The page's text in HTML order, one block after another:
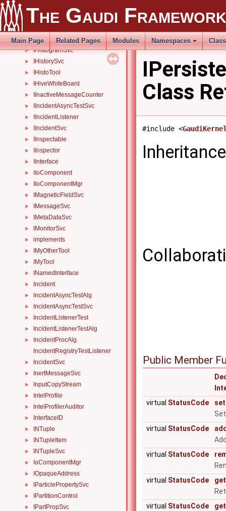
The Gaudi Framework
Main Page Related Pages Modules Namespaces
IGenericTool
► IgHookTraceAlloc
► IHistogramSvc
► IHistorySvc
► IHistoTool
► IHiveWhiteBoard
► IInactiveMessageCounter
► IIncidentAsyncTestSvc
► IIncidentListener
► IIncidentSvc
► IInspectable
► IInspector
► IInterface
► IIoComponent
► IIoComponentMgr
► IMagneticFieldSvc
► IMessageSvc
► IMetaDataSvc
► IMonitorSvc
► implements
► IMyOtherTool
► IMyTool
► INamedInterface
► Incident
► IncidentAsyncTestAlg
► IncidentAsyncTestSvc
► IncidentListenerTest
► IncidentListenerTestAlg
►
IncidentProcAlg
IncidentRegistryTestListener
► IncidentSvc
► InertMessageSvc
► InputCopyStream
► IntelProfile
► IntelProfilerAuditor
► InterfaceID
► INTuple
► INTupleItem
► INTupleSvc
► IoComponentMgr
► IOpaqueAddress
► IParticlePropertySvc
► IPartitionControl
► IPartPropSvc
Class
#include <
Public Member
virtual StatusCode
virtual StatusCode
virtual StatusCode
virtual StatusCode
virtual StatusCode